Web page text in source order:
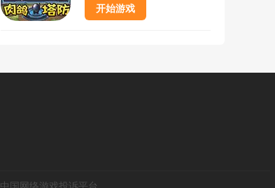
开始游戏
中国网络游戏投诉平台